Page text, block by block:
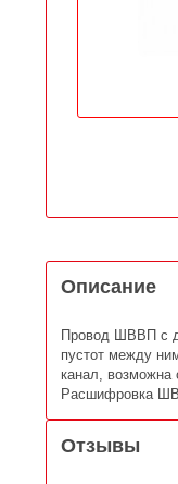
Описание
Провод ШВВП с
пустот между
канал, возможна
Расшифровка
Отзывы